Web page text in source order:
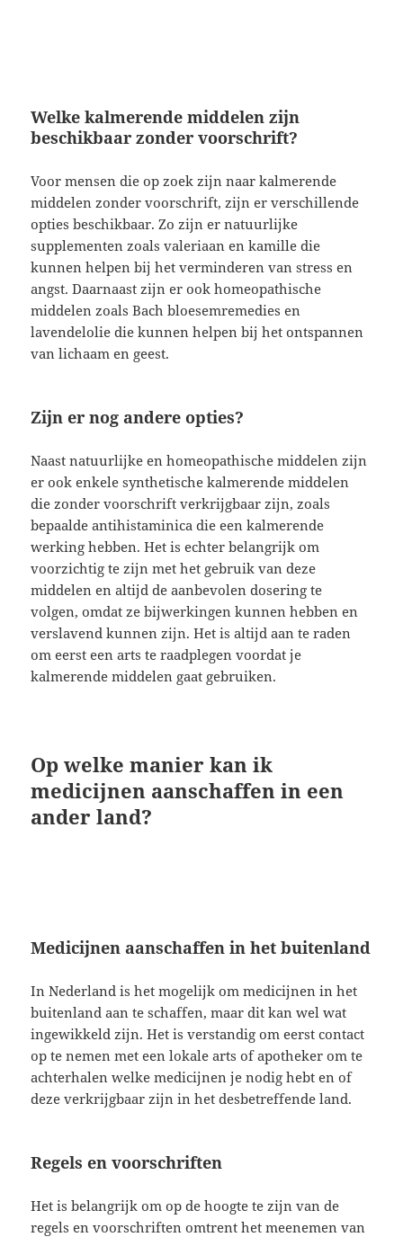
Welke kalmerende middelen zijn
beschikbaar zonder voorschrift?
Voor mensen die op zoek zijn naar kalmerende
middelen zonder voorschrift, zijn er verschillende
opties beschikbaar. Zo zijn er natuurlijke
supplementen zoals valeriaan en kamille die
kunnen helpen bij het verminderen van stress en
angst. Daarnaast zijn er ook homeopathische
middelen zoals Bach bloesemremedies en
lavendelolie die kunnen helpen bij het ontspannen
van lichaam en geest.
Zijn er nog andere opties?
Naast natuurlijke en homeopathische middelen zijn
er ook enkele synthetische kalmerende middelen
die zonder voorschrift verkrijgbaar zijn, zoals
bepaalde antihistaminica die een kalmerende
werking hebben. Het is echter belangrijk om
voorzichtig te zijn met het gebruik van deze
middelen en altijd de aanbevolen dosering te
volgen, omdat ze bijwerkingen kunnen hebben en
verslavend kunnen zijn. Het is altijd aan te raden
om eerst een arts te raadplegen voordat je
kalmerende middelen gaat gebruiken.
Op welke manier kan ik
medicijnen aanschaffen in een
ander land?
Medicijnen aanschaffen in het buitenland
In Nederland is het mogelijk om medicijnen in het
buitenland aan te schaffen, maar dit kan wel wat
ingewikkeld zijn. Het is verstandig om eerst contact
op te nemen met een lokale arts of apotheker om te
achterhalen welke medicijnen je nodig hebt en of
deze verkrijgbaar zijn in het desbetreffende land.
Regels en voorschriften
Het is belangrijk om op de hoogte te zijn van de
regels en voorschriften omtrent het meenemen van